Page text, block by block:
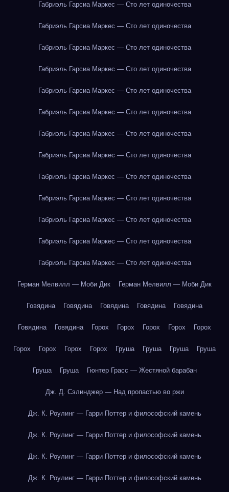
Габриэль Гарсиа Маркес — Сто лет одиночества
Габриэль Гарсиа Маркес — Сто лет одиночества
Габриэль Гарсиа Маркес — Сто лет одиночества
Габриэль Гарсиа Маркес — Сто лет одиночества
Габриэль Гарсиа Маркес — Сто лет одиночества
Габриэль Гарсиа Маркес — Сто лет одиночества
Габриэль Гарсиа Маркес — Сто лет одиночества
Габриэль Гарсиа Маркес — Сто лет одиночества
Габриэль Гарсиа Маркес — Сто лет одиночества
Габриэль Гарсиа Маркес — Сто лет одиночества
Габриэль Гарсиа Маркес — Сто лет одиночества
Габриэль Гарсиа Маркес — Сто лет одиночества
Габриэль Гарсиа Маркес — Сто лет одиночества
Герман Мелвилл — Моби Дик Герман Мелвилл — Моби Дик
Говядина Говядина Говядина Говядина Говядина
Говядина Говядина Горох Горох Горох Горох Горох
Горох Горох Горох Горох Груша Груша Груша Груша
Груша Груша Гюнтер Грасс — Жестяной барабан
Дж. Д. Сэлинджер — Над пропастью во ржи
Дж. К. Роулинг — Гарри Поттер и философский камень
Дж. К. Роулинг — Гарри Поттер и философский камень
Дж. К. Роулинг — Гарри Поттер и философский камень
Дж. К. Роулинг — Гарри Поттер и философский камень